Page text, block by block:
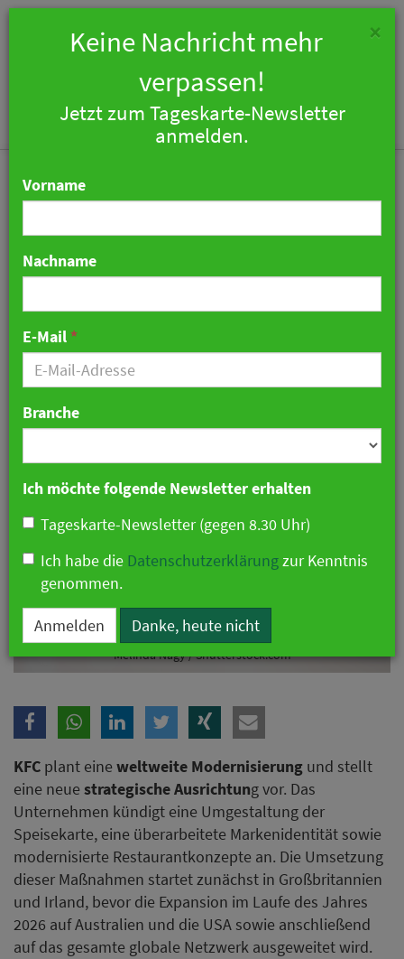
KFC plant weltweite
Modernisierung und neue
Menüstruktur
KFC plant weltweite Modernisierung und neue Menüstruktur.
Melinda Nagy / Shutterstock.com
KFC plant eine weltweite Modernisierung und stellt
eine neue strategische Ausrichtung vor. Das
Unternehmen kündigt eine Umgestaltung der
Speisekarte, eine überarbeitete Markenidentität sowie
modernisierte Restaurantkonzepte an. Die Umsetzung
dieser Maßnahmen startet zunächst in Großbritannien
und Irland, bevor die Expansion im Laufe des Jahres
2026 auf Australien und die USA sowie anschließend
auf das gesamte globale Netzwerk ausgeweitet wird.
×
Keine Nachricht mehr
verpassen!
Jetzt zum Tageskarte-Newsletter
anmelden.
Vorname
Nachname
E-Mail *
Branche
Ich möchte folgende Newsletter erhalten
Tageskarte-Newsletter (gegen 8.30 Uhr)
Ich habe die Datenschutzerklärungzur Kenntnis
genommen.
Anmelden Danke, heute nicht